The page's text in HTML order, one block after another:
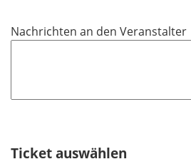
d
t
Nachrichten an den Veranstalter
Ticket auswählen